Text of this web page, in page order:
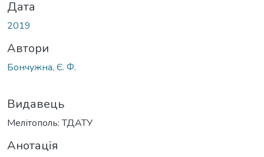
Дата
2019
Автори
Бончужна, Є. Ф.
Видавець
Мелітополь: ТДАТУ
Анотація